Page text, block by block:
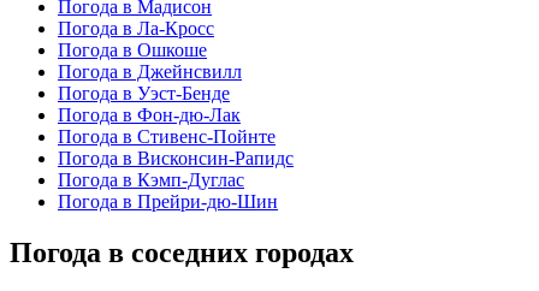
Погода в Мадисон
Погода в Ла-Кросс
Погода в Ошкоше
Погода в Джейнсвилл
Погода в Уэст-Бенде
Погода в Фон-дю-Лак
Погода в Стивенс-Пойнте
Погода в Висконсин-Рапидс
Погода в Кэмп-Дуглас
Погода в Прейри-дю-Шин
Погода в соседних городах